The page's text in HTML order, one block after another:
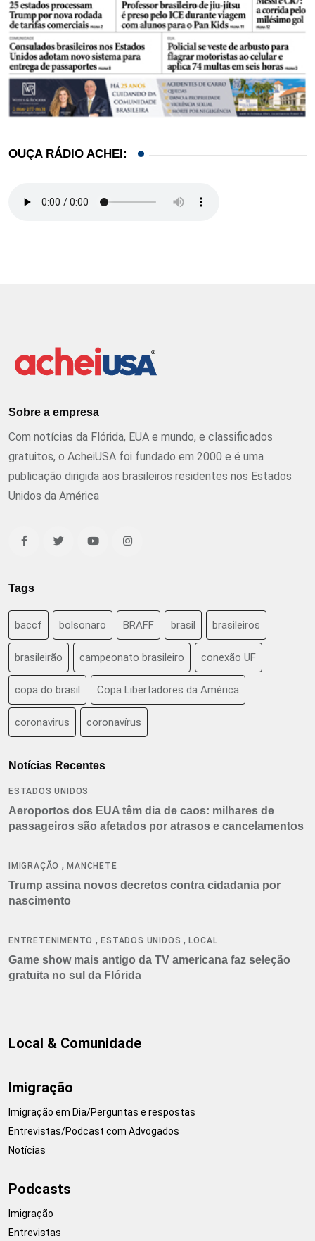
OUÇA RÁDIO ACHEI:
Sobre a empresa
Com notícias da Flórida, EUA e mundo, e classificados
gratuitos, o AcheiUSA foi fundado em 2000 e é uma
publicação dirigida aos brasileiros residentes nos Estados
Unidos da América
Tags
baccf bolsonaro BRAFF brasil brasileiros
brasileirão campeonato brasileiro conexão UF
copa do brasil Copa Libertadores da América
coronavirus coronavírus
Notícias Recentes
ESTADOS UNIDOS
Aeroportos dos EUA têm dia de caos: milhares de
passageiros são afetados por atrasos e cancelamentos
IMIGRAÇÃO ,MANCHETE
Trump assina novos decretos contra cidadania por
nascimento
ENTRETENIMENTO ,ESTADOS UNIDOS ,LOCAL
Game show mais antigo da TV americana faz seleção
gratuita no sul da Flórida
Local & Comunidade
Imigração
Imigração em Dia/Perguntas e respostas
Entrevistas/Podcast com Advogados
Notícias
Podcasts
Imigração
Entrevistas